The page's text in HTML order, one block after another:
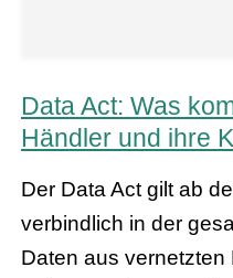
Data Act: Was
Händler und ihre
Der Data Act gilt ab
verbindlich in der
Daten aus